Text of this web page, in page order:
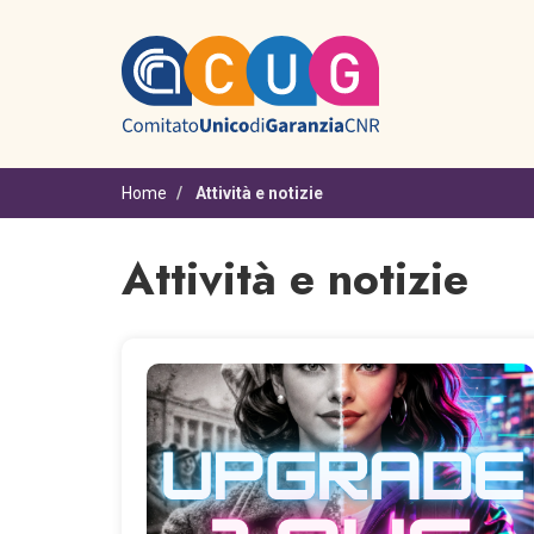
Home Attività e notizie
Attività e notizie